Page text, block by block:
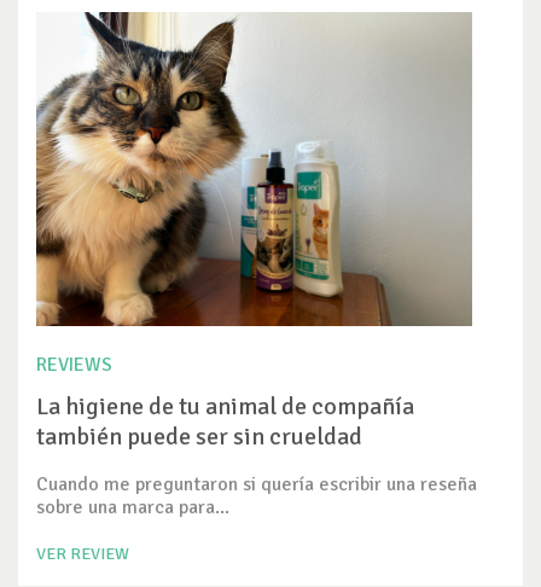
REVIEWS
La higiene de tu animal de compañía
también puede ser sin crueldad
Cuando me preguntaron si quería escribir una reseña
sobre una marca para...
VER REVIEW